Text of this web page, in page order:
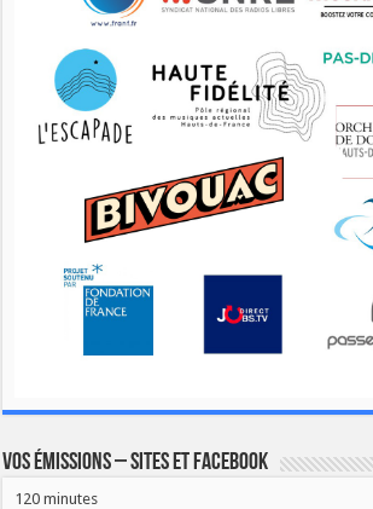
Vos émissions – Sites et Facebook
120 minutes